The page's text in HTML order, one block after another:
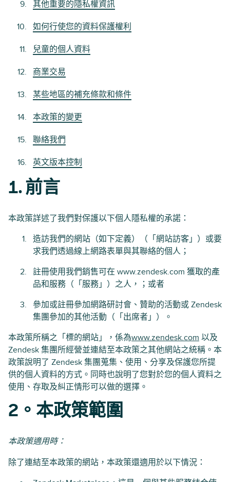
其他重要的隱私權資訊
如何行使您的資料保護權利
兒童的個人資料
商業交易
某些地區的補充條款和條件
本政策的變更
聯絡我們
英文版本控制
1. 前言
本政策詳述了我們對保護以下個人隱私權的承諾：
造訪我們的網站（如下定義）（「網站訪客」）或要
求我們透過線上網路表單與其聯絡的個人；
註冊使用我們銷售可在 www.zendesk.com 獲取的產
品和服務（「服務」）之人，；或者
參加或註冊參加網路研討會、贊助的活動或 Zendesk
集團參加的其他活動（「出席者」）。
本政策所稱之「標的網站」，係為www.zendesk.com 以及
Zendesk 集團所經營並連結至本政策之其他網站之統稱。本
政策說明了 Zendesk 集團蒐集、使用、分享及保護您所提
供的個人資料的方式。同時也說明了您對於您的個人資料之
使用、存取及糾正情形可以做的選擇。
2。本政策範圍
本政策適用時：
除了連結至本政策的網站，本政策還適用於以下情況：